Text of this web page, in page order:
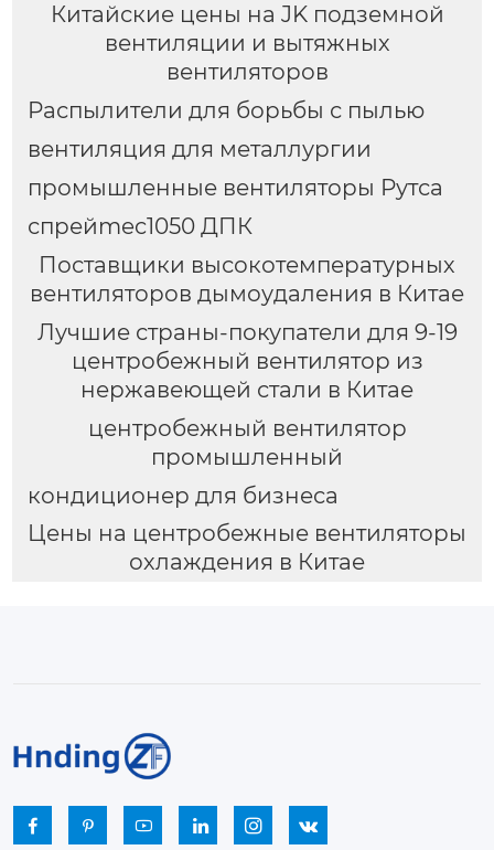
Китайские цены на JK подземной
вентиляции и вытяжных
вентиляторов
Распылители для борьбы с пылью
вентиляция для металлургии
промышленные вентиляторы Рутса
спрейmec1050 ДПК
Поставщики высокотемпературных
вентиляторов дымоудаления в Китае
Лучшие страны-покупатели для 9-19
центробежный вентилятор из
нержавеющей стали в Китае
центробежный вентилятор
промышленный
кондиционер для бизнеса
Цены на центробежные вентиляторы
охлаждения в Китае
     